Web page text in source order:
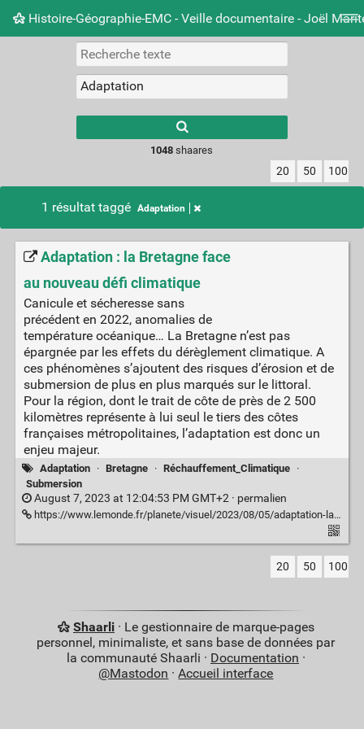
Histoire-Géographie-EMC - Veille documentaire - Joël
Nuage de tags Mur d'images
results.
1048 shaares
20 50 100
1 résultat taggé Adaptation
Adaptation : la Bretagne face
au nouveau défi climatique
Canicule et sécheresse sans
précédent en 2022, anomalies de
température océanique… La Bretagne n’est pas
épargnée par les effets du dérèglement climatique. A
ces phénomènes s’ajoutent des risques d’érosion et de
submersion de plus en plus marqués sur le littoral.
Pour la région, dont le trait de côte de près de 2 500
kilomètres représente à lui seul le tiers des côtes
françaises métropolitaines, l’adaptation est donc un
enjeu majeur.
Adaptation · Bretagne · Réchauffement_Climatique ·
Submersion
August 7, 2023 at 12:04:53 PM GMT+2 · permalien
https://www.lemonde.fr/planete/visuel/2023/08/05/adaptation-la-bretagne-face-au-nouveau-defi-climatique_6184526_3244.html
20 50 100
Shaarli· Le gestionnaire de marque-pages
personnel, minimaliste, et sans base de données par
la communauté Shaarli · Documentation ·
@Mastodon ·Accueil interface